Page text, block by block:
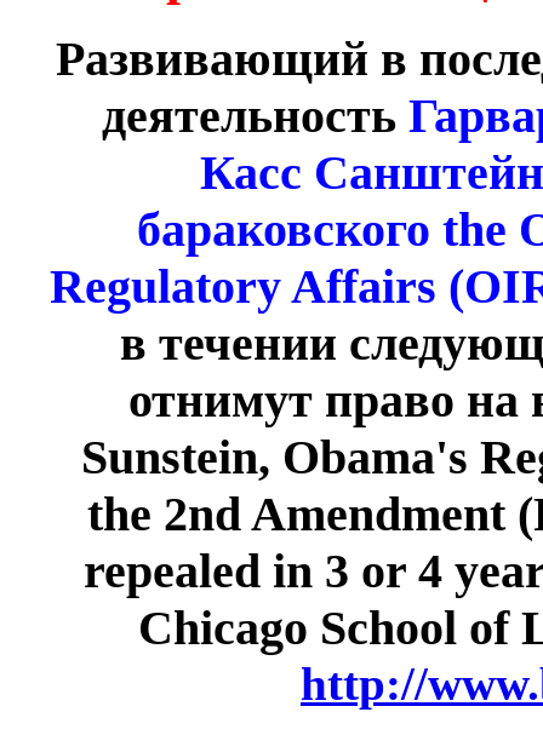
Развивающий в
деятельность
Касс Санштейн
бараковского
Regulatory Affairs
в течении
отнимут право на
Sunstein, Obama's
the 2nd Amendment
repealed in 3 or 4
Chicago School of
http://